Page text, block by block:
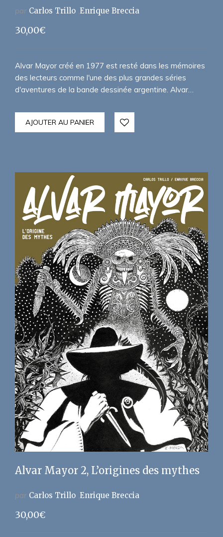
par Carlos Trillo Enrique Breccia
30,00€
Alvar Mayor créé en 1977 est resté dans les mémoires
des lecteurs comme l'une des plus grandes séries
d'aventures de la bande dessinée argentine. Alvar…
AJOUTER AU PANIER
Alvar Mayor 2, L’origines des mythes
par Carlos Trillo Enrique Breccia
30,00€